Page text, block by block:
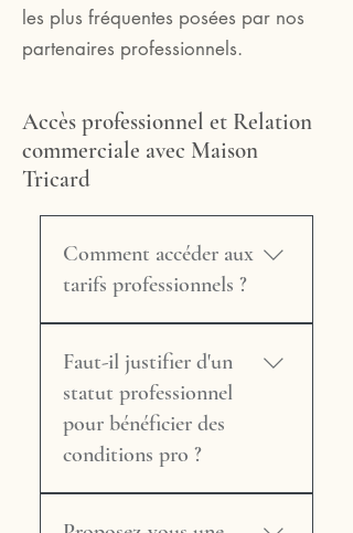
les plus fréquentes posées par nos
partenaires professionnels.
Accès professionnel et Relation
commerciale avec Maison
Tricard
Comment accéder aux
tarifs professionnels ?
sont disponibles sur
demande, après un
premier échange sur
votre activité et la
nature de vos projets.
Contactez-nous via le
formulaire de devis sur
Faut-il justifier d'un
statut professionnel
pour bénéficier des
conditions pro ?